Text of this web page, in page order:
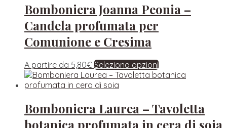
Bomboniera Joanna Peonia –
Candela profumata per
Comunione e Cresima
A partire da 5,80€ Seleziona opzioni
Bomboniera Laurea – Tavoletta
botanica profumata in cera di soia